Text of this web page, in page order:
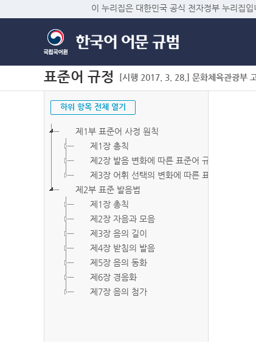
이 누리집은 대한민국 공식 전자정부 누리집입
표준어 규정 [시행 2017. 3. 28.] 문화체육관광부
하위 항목 전체 열기
제1부 표준어 사정 원칙
제1장 총칙
제2장 발음 변화에 따른 표준어 규정
제3장 어휘 선택의 변화에 따른 표준어 규정
제2부 표준 발음법
제1장 총칙
제2장 자음과 모음
제3장 음의 길이
제4장 받침의 발음
제5장 음의 동화
제6장 경음화
제7장 음의 첨가